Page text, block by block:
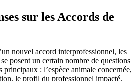
sur les Accords de
nouvel accord interprofessionnel, les
posent un certain nombre de questions
: l’espèce animale concernée,
le profil du professionnel impacté.